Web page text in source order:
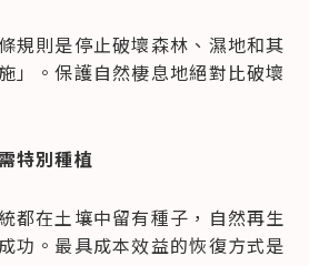
規則是停止破壞森林、濕地和其
」。保護自然棲息地絕對比破壞
特別種植
都在土壤中留有種子，自然再生
功。最具成本效益的恢復方式是